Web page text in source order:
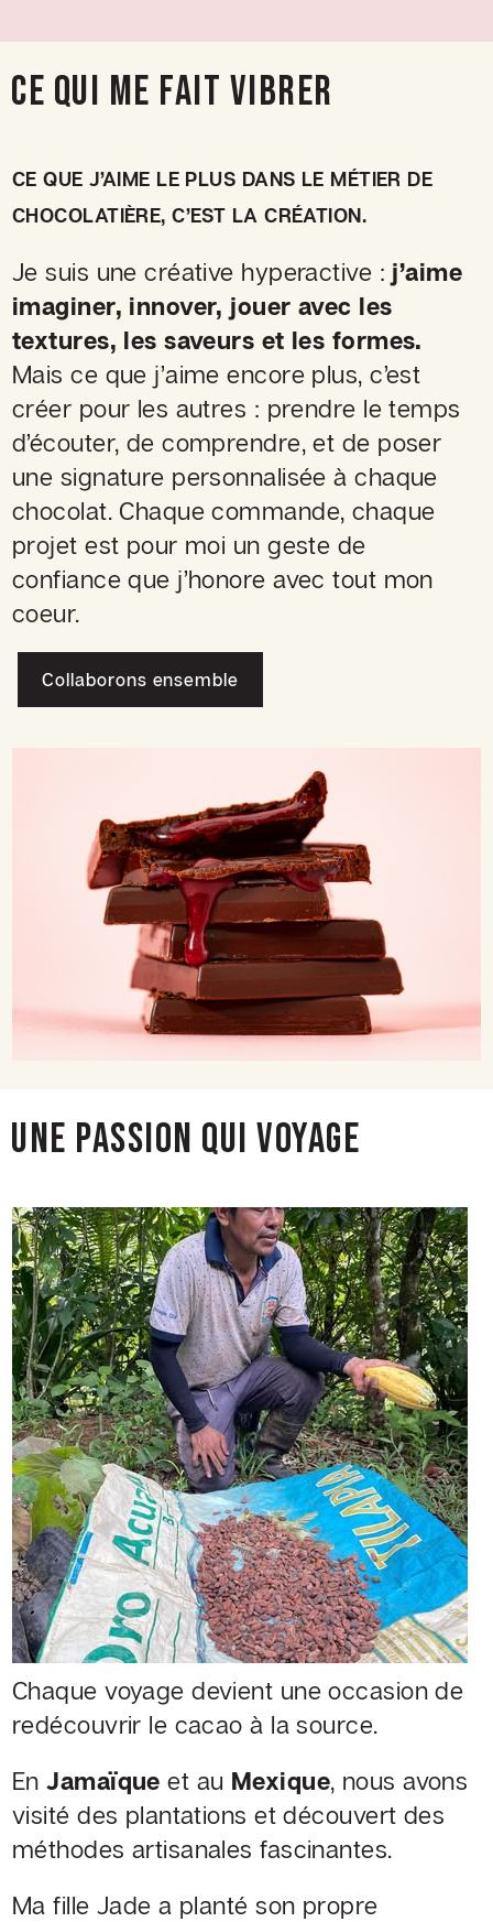
CE QUI ME FAIT VIBRER
CE QUE J’AIME LE PLUS DANS LE MÉTIER DE
CHOCOLATIÈRE, C’EST LA CRÉATION.
Je suis une créative hyperactive : j’aime
imaginer, innover, jouer avec les
textures, les saveurs et les formes.
Mais ce que j’aime encore plus, c’est
créer pour les autres : prendre le temps
d’écouter, de comprendre, et de poser
une signature personnalisée à chaque
chocolat. Chaque commande, chaque
projet est pour moi un geste de
confiance que j’honore avec tout mon
coeur.
Collaborons ensemble
UNE PASSION QUI VOYAGE
Chaque voyage devient une occasion de
redécouvrir le cacao à la source.
EnJamaïque et au Mexique, nous avons
visité des plantations et découvert des
méthodes artisanales fascinantes.
Ma fille Jade a planté son propre